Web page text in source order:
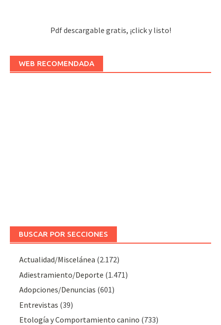
Pdf descargable gratis, ¡click y listo!
WEB RECOMENDADA
BUSCAR POR SECCIONES
Actualidad/Miscelánea (2.172)
Adiestramiento/Deporte (1.471)
Adopciones/Denuncias (601)
Entrevistas (39)
Etología y Comportamiento canino (733)